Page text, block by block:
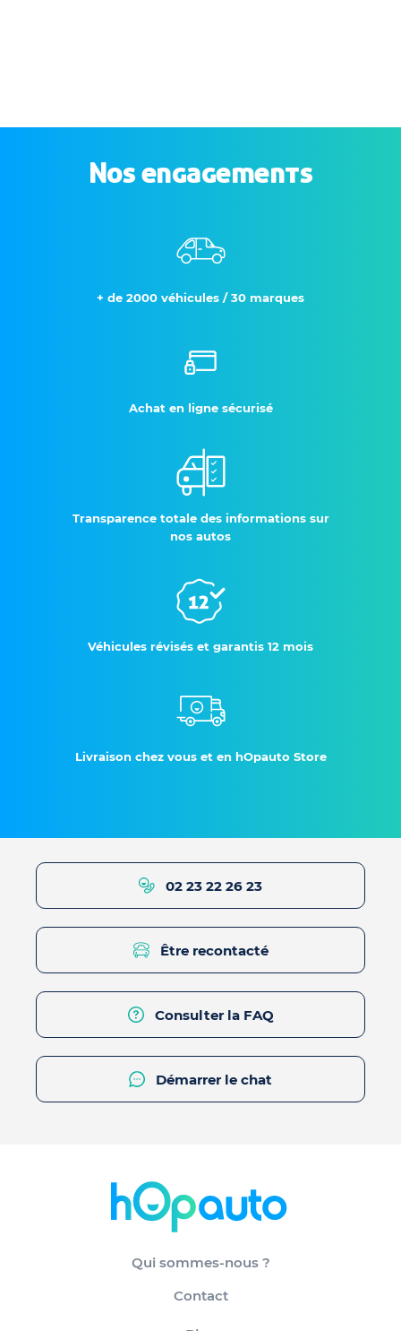
Nos engagements
+ de 2000 véhicules / 30 marques
Achat en ligne sécurisé
Transparence totale des informations sur
nos autos
Véhicules révisés et garantis 12 mois
Livraison chez vous et en hOpauto Store
02 23 22 26 23
Être recontacté
Consulter la FAQ
Démarrer le chat
Qui sommes-nous ?
Contact